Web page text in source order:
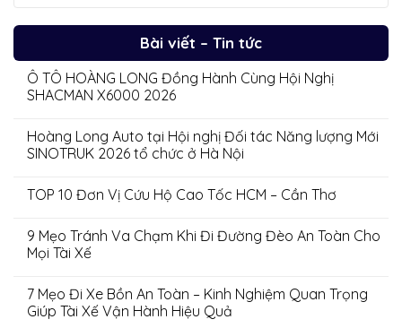
Bài viết – Tin tức
Ô TÔ HOÀNG LONG Đồng Hành Cùng Hội Nghị
SHACMAN X6000 2026
Hoàng Long Auto tại Hội nghị Đối tác Năng lượng Mới
SINOTRUK 2026 tổ chức ở Hà Nội
TOP 10 Đơn Vị Cứu Hộ Cao Tốc HCM – Cần Thơ
9 Mẹo Tránh Va Chạm Khi Đi Đường Đèo An Toàn Cho
Mọi Tài Xế
7 Mẹo Đi Xe Bồn An Toàn – Kinh Nghiệm Quan Trọng
Giúp Tài Xế Vận Hành Hiệu Quả